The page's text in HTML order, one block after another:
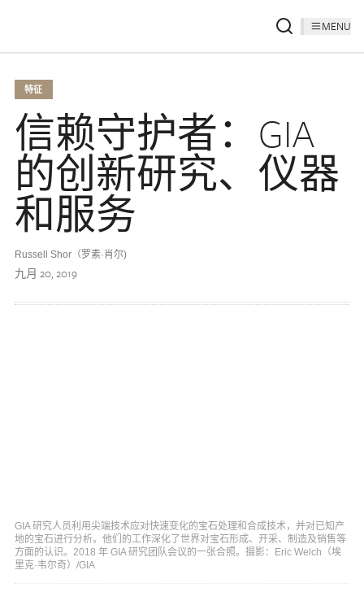
MENU
特征
信赖守护者：GIA
的创新研究、仪器
和服务
Russell Shor（罗素·肖尔)
九月 20, 2019
GIA 研究人员利用尖端技术应对快速变化的宝石处理和合成技术，并对已知产
地的宝石进行分析。他们的工作深化了世界对宝石形成、开采、制造及销售等
方面的认识。2018 年 GIA 研究团队会议的一张合照。摄影：Eric Welch（埃
里克·韦尔奇）/GIA